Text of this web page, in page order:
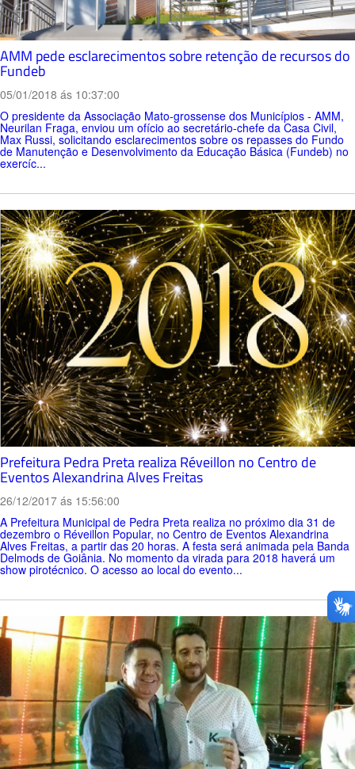
AMM pede esclarecimentos sobre retenção de recursos do
Fundeb
05/01/2018 ás 10:37:00
O presidente da Associação Mato-grossense dos Municípios - AMM,
Neurilan Fraga, enviou um ofício ao secretário-chefe da Casa Civil,
Max Russi, solicitando esclarecimentos sobre os repasses do Fundo
de Manutenção e Desenvolvimento da Educação Básica (Fundeb) no
exercíc...
Prefeitura Pedra Preta realiza Réveillon no Centro de
Eventos Alexandrina Alves Freitas
26/12/2017 ás 15:56:00
A Prefeitura Municipal de Pedra Preta realiza no próximo dia 31 de
dezembro o Réveillon Popular, no Centro de Eventos Alexandrina
Alves Freitas, a partir das 20 horas. A festa será animada pela Banda
Delmods de Goiânia. No momento da virada para 2018 haverá um
show pirotécnico. O acesso ao local do evento...